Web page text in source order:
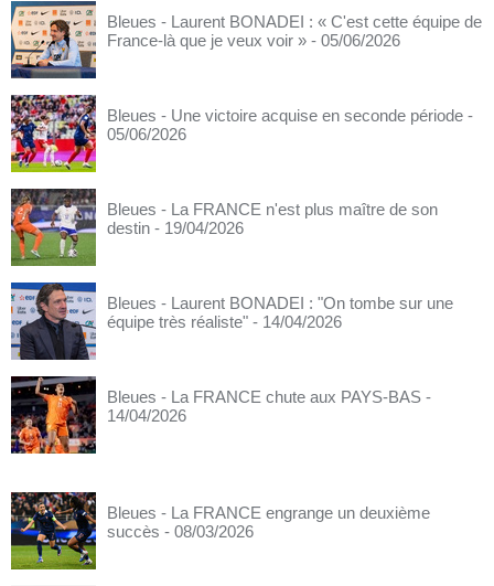
Bleues - Laurent BONADEI : « C'est cette équipe de
France-là que je veux voir » - 05/06/2026
Bleues - Une victoire acquise en seconde période -
05/06/2026
Bleues - La FRANCE n'est plus maître de son
destin - 19/04/2026
Bleues - Laurent BONADEI : "On tombe sur une
équipe très réaliste" - 14/04/2026
Bleues - La FRANCE chute aux PAYS-BAS -
14/04/2026
Bleues - La FRANCE engrange un deuxième
succès - 08/03/2026